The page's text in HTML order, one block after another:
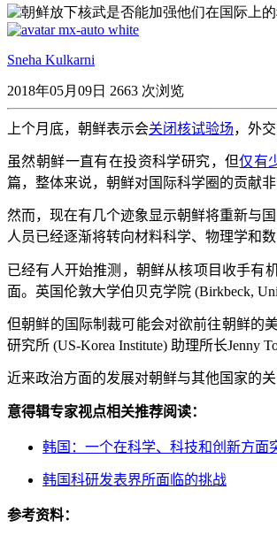
Sneha Kulkarni
2018年05月09日 2663 次浏览
上个月底，朝鲜表示会关闭核试验场，外
虽然朝鲜一直有在投资科学研究，但仅有
篇，整体来说，朝鲜对国际科学圈的贡献非
然而，现在有几个迹象显示朝鲜将重新与
人员已经逐渐将转向材料科学、物理学和数
已经有人开始推测，朝鲜从核项目收手有
面。英国伦敦大学伯贝克学院 (Birkbeck,
但朝鲜的国际制裁可能会对欲前往朝鲜的
研究所 (US-Korea Institute) 助理所长Jenny
近来政治方面的发展对朝鲜与其他国家的
意得辑专家视点相关推荐阅读：
韩国：一个在科学、科技和创新方面
韩国科研发表界所面临的挑战
参考资料：